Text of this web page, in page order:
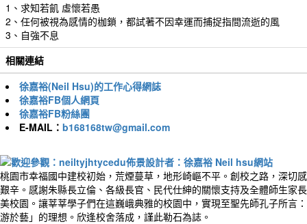
1、求知若飢 虛懷若愚
2、任何被視為感情的枷鎖，都試著不因幸運而捕捉指間流逝的風
3、自強不息
相關連結
徐嘉裕(Neil Hsu)的工作心得網誌
徐嘉裕FB個人網頁
徐嘉裕FB粉絲團
E-MAIL： b168168tw@gmail.com
桃園市幸福國中建校初始，荒煙蔓草，地形崎嶇不平。創校之路，深切
艱辛。感謝朱縣長立倫、各級長官、民代仕紳的關懷支持及全體師生家
美校園。讓莘莘學子們在這巍峨典雅的校園中，實現至聖先師孔子所言
游於藝」的理想。欣逢校舍落成，謹此勒石為誌。